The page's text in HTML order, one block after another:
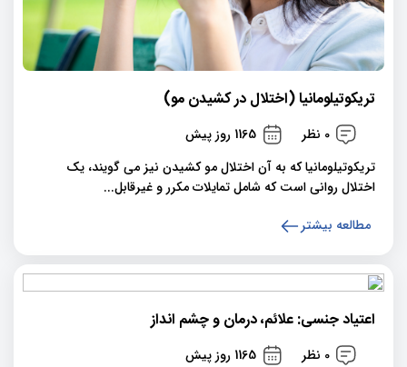
تریکوتیلومانیا (اختلال در کشیدن مو)
0 نظر
1165 روز پیش
تریکوتیلومانیا که به آن اختلال مو کشیدن نیز می گویند، یک
اختلال روانی است که شامل تمایلات مکرر و غیرقابل...
مطالعه بیشتر
اعتیاد جنسی: علائم، درمان و چشم انداز
0 نظر
1165 روز پیش